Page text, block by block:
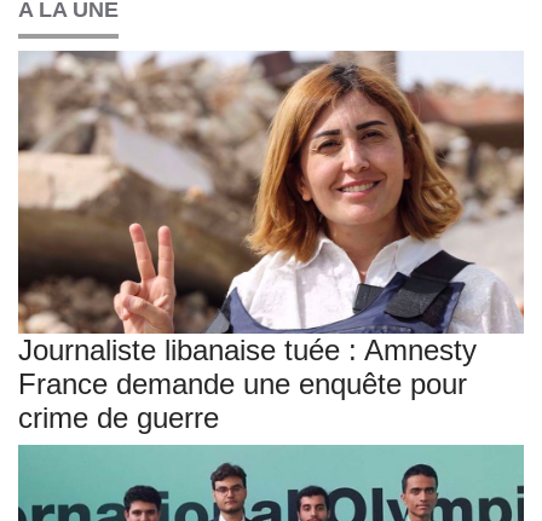
A LA UNE
Journaliste libanaise tuée : Amnesty
France demande une enquête pour
crime de guerre